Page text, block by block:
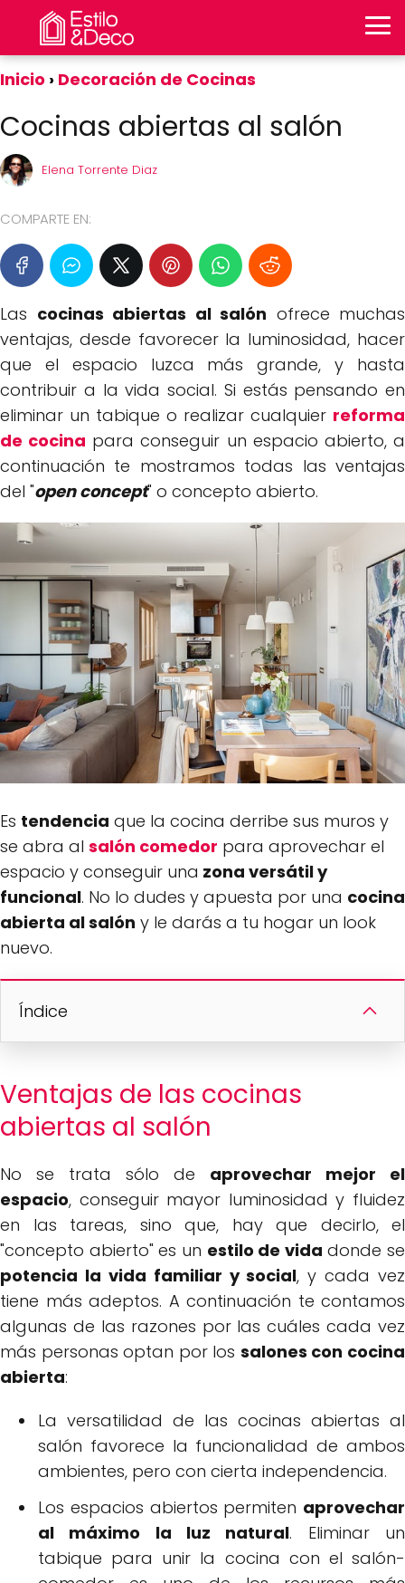
Inicio Decoración de Cocinas
Cocinas abiertas al salón
Elena Torrente Diaz
COMPARTE EN:
Las cocinas abiertas al salón ofrece muchas
ventajas, desde favorecer la luminosidad, hacer
que el espacio luzca más grande, y hasta
contribuir a la vida social. Si estás pensando en
eliminar un tabique o realizar cualquier reforma
de cocina para conseguir un espacio abierto, a
continuación te mostramos todas las ventajas
del "open concept" o concepto abierto.
Es tendencia que la cocina derribe sus muros y
se abra al salón comedor para aprovechar el
espacio y conseguir una zona versátil y
funcional. No lo dudes y apuesta por una cocina
abierta al salón y le darás a tu hogar un look
nuevo.
Índice
Ventajas de las cocinas
abiertas al salón
No se trata sólo de aprovechar mejor el
espacio, conseguir mayor luminosidad y fluidez
en las tareas, sino que, hay que decirlo, el
"concepto abierto" es un estilo de vida donde se
potencia la vida familiar y social, y cada vez
tiene más adeptos. A continuación te contamos
algunas de las razones por las cuáles cada vez
más personas optan por los salones con cocina
abierta:
La versatilidad de las cocinas abiertas al
salón favorece la funcionalidad de ambos
ambientes, pero con cierta independencia.
Los espacios abiertos permiten aprovechar
al máximo la luz natural. Eliminar un
tabique para unir la cocina con el salón-